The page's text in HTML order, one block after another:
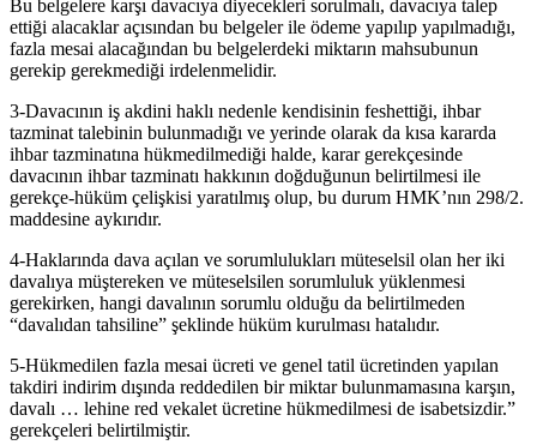
Bu belgelere karşı davacıya diyecekleri sorulmalı, davacıya talep
ettiği alacaklar açısından bu belgeler ile ödeme yapılıp yapılmadığı,
fazla mesai alacağından bu belgelerdeki miktarın mahsubunun
gerekip gerekmediği irdelenmelidir.
3-Davacının iş akdini haklı nedenle kendisinin feshettiği, ihbar
tazminat talebinin bulunmadığı ve yerinde olarak da kısa kararda
ihbar tazminatına hükmedilmediği halde, karar gerekçesinde
davacının ihbar tazminatı hakkının doğduğunun belirtilmesi ile
gerekçe-hüküm çelişkisi yaratılmış olup, bu durum HMK’nın 298/2.
maddesine aykırıdır.
4-Haklarında dava açılan ve sorumlulukları müteselsil olan her iki
davalıya müştereken ve müteselsilen sorumluluk yüklenmesi
gerekirken, hangi davalının sorumlu olduğu da belirtilmeden
“davalıdan tahsiline” şeklinde hüküm kurulması hatalıdır.
5-Hükmedilen fazla mesai ücreti ve genel tatil ücretinden yapılan
takdiri indirim dışında reddedilen bir miktar bulunmamasına karşın,
davalı … lehine red vekalet ücretine hükmedilmesi de isabetsizdir.”
gerekçeleri belirtilmiştir.